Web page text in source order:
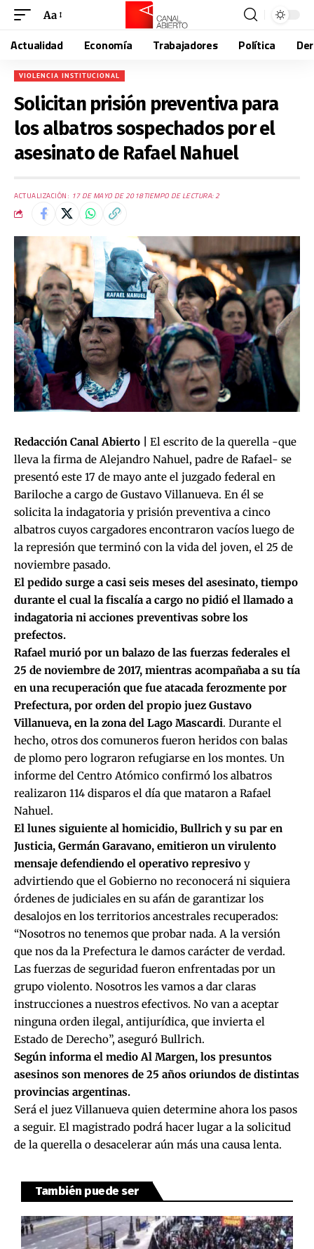
Aa
Actualidad Economía Trabajadores Política
VIOLENCIA INSTITUCIONAL
Solicitan prisión preventiva para
los albatros sospechados por el
asesinato de Rafael Nahuel
ACTUALIZACIÓN: 17 DE MAYO DE 2018TIEMPO DE LECTURA: 2
Redacción Canal Abierto |
El escrito de la querella -que
lleva la firma de Alejandro Nahuel, padre de Rafael- se
presentó este 17 de mayo ante el juzgado federal en
Bariloche a cargo de Gustavo Villanueva. En él se
solicita la indagatoria y prisión preventiva a cinco
albatros cuyos cargadores encontraron vacíos luego de
la represión que terminó con la vida del joven, el 25 de
noviembre pasado.
El pedido surge a casi seis meses del asesinato, tiempo
durante el cual la fiscalía a cargo no pidió el llamado a
indagatoria ni acciones preventivas sobre los
prefectos.
Rafael murió por un balazo de las fuerzas federales el
25 de noviembre de 2017, mientras acompañaba a su tía
en una recuperación que fue atacada ferozmente por
Prefectura, por orden del propio juez Gustavo
Villanueva, en la zona del Lago Mascardi. Durante el
hecho, otros dos comuneros fueron heridos con balas
de plomo pero lograron refugiarse en los montes. Un
informe del Centro Atómico confirmó los albatros
realizaron 114 disparos el día que mataron a Rafael
Nahuel.
El lunes siguiente al homicidio, Bullrich y su par en
Justicia, Germán Garavano, emitieron un virulento
mensaje defendiendo el operativo represivo y
advirtiendo que el Gobierno no reconocerá ni siquiera
órdenes de judiciales en su afán de garantizar los
desalojos en los territorios ancestrales recuperados:
“Nosotros no tenemos que probar nada. A la versión
que nos da la Prefectura le damos carácter de verdad.
Las fuerzas de seguridad fueron enfrentadas por un
grupo violento. Nosotros les vamos a dar claras
instrucciones a nuestros efectivos. No van a aceptar
ninguna orden ilegal, antijurídica, que invierta el
Estado de Derecho”, aseguró Bullrich.
Según informa el medio Al Margen, los presuntos
asesinos son menores de 25 años oriundos de distintas
provincias argentinas.
Será el juez Villanueva quien determine ahora los pasos
a seguir. El magistrado podrá hacer lugar a la solicitud
de la querella o desacelerar aún más una causa lenta.
También puede ser